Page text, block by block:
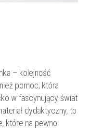
– kolejność
pomoc, która
w fascynujący świat
dydaktyczny, to
które na pewno